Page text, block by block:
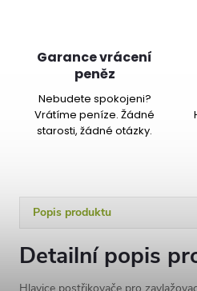
Garance vrácení
peněz
Nebudete spokojeni?
Vrátíme peníze. Žádné
starosti, žádné otázky.
Popis produktu
Detailní popis